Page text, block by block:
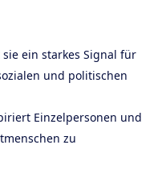
ein starkes Signal für
und politischen
Einzelpersonen und
zu